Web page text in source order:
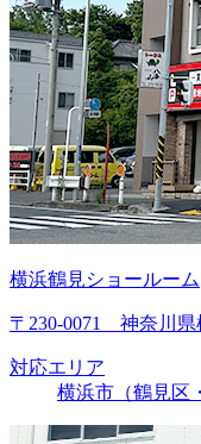
横浜鶴見ショールーム
〒230-0071 神奈川県
対応エリア
横浜市（鶴見区